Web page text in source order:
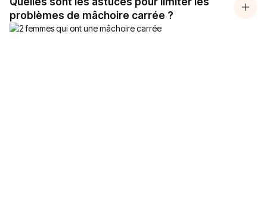
problèmes de mâchoire carrée ?